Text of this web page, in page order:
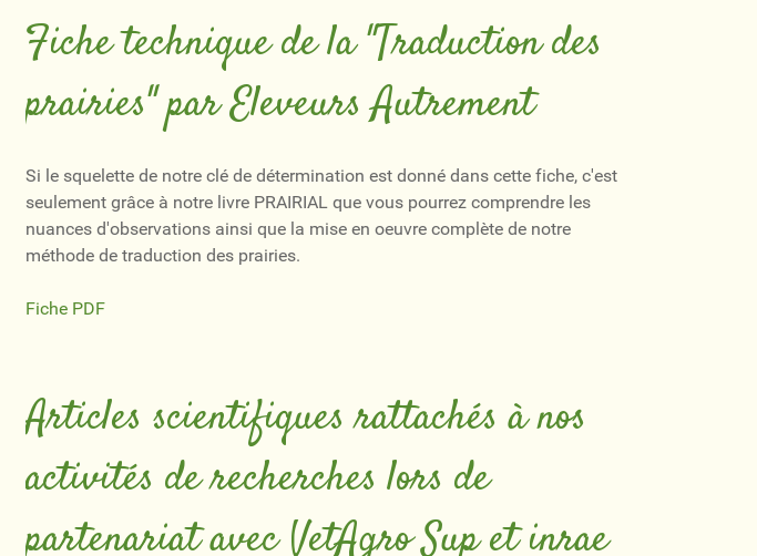
Fiche technique de la "Traduction des
prairies" par Eleveurs Autrement
Si le squelette de notre clé de détermination est donné dans cette fiche, c'est
seulement grâce à notre livre PRAIRIAL que vous pourrez comprendre les
nuances d'observations ainsi que la mise en oeuvre complète de notre
méthode de traduction des prairies.
Fiche PDF
Articles scientifiques rattachés à nos
activités de recherches lors de
partenariat avec VetAgro Sup et inrae